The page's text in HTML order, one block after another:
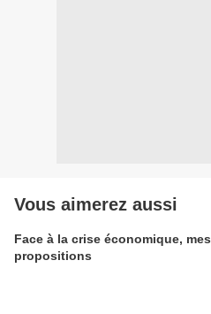
Vous aimerez aussi
Face à la crise économique, mes
propositions